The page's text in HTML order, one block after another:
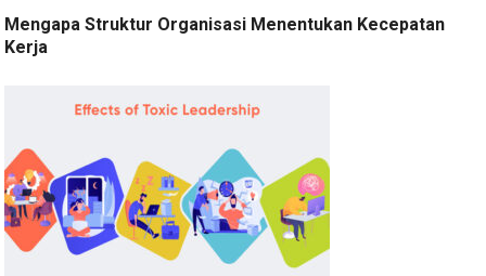
Mengapa Struktur Organisasi Menentukan Kecepatan
Kerja